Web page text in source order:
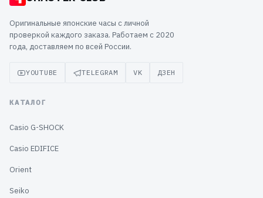
Оригинальные японские часы с личной
проверкой каждого заказа. Работаем с 2020
года, доставляем по всей России.
YOUTUBE TELEGRAM VK ДЗЕН
КАТАЛОГ
Casio G-SHOCK
Casio EDIFICE
Orient
Seiko